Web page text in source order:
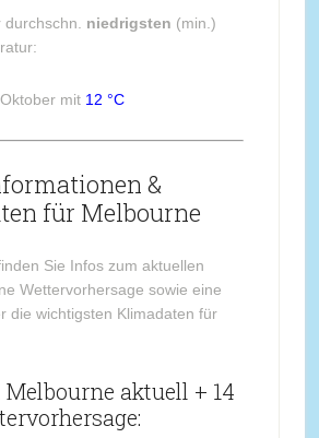
niedrigsten (min.)
mit 12 °C
&
für Melbourne
Sie Infos zum aktuellen
Wettervorhersage sowie eine
die wichtigsten Klimadaten für
aktuell + 14